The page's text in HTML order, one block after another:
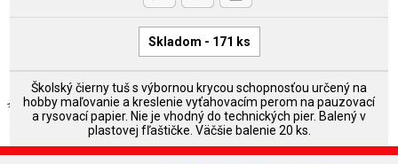
Skladom - 171 ks
Školský čierny tuš s výbornou krycou schopnosťou určený na
hobby maľovanie a kreslenie vyťahovacím perom na pauzovací
a rysovací papier. Nie je vhodný do technických pier. Balený v
plastovej fľaštičke. Väčšie balenie 20 ks.